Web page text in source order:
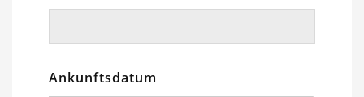
Ankunftsdatum